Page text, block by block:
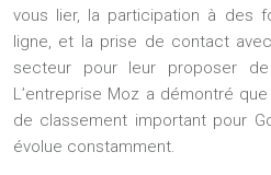
vous lier, la participation à des
ligne, et la prise de contact
secteur pour leur proposer
L’entreprise Moz a démontré
de classement important pour
évolue constamment.